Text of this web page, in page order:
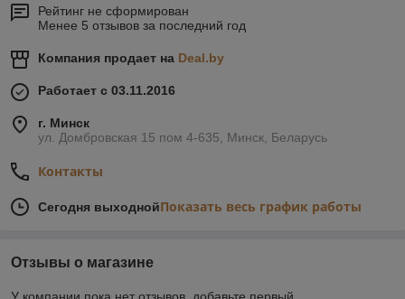
Рейтинг не сформирован
Менее 5 отзывов за последний год
Компания продает на Deal.by
Работает с 03.11.2016
г. Минск
ул. Домбровская 15 пом 4-635, Минск, Беларусь
Контакты
Сегодня выходнойПоказать весь график работы
Отзывы о магазине